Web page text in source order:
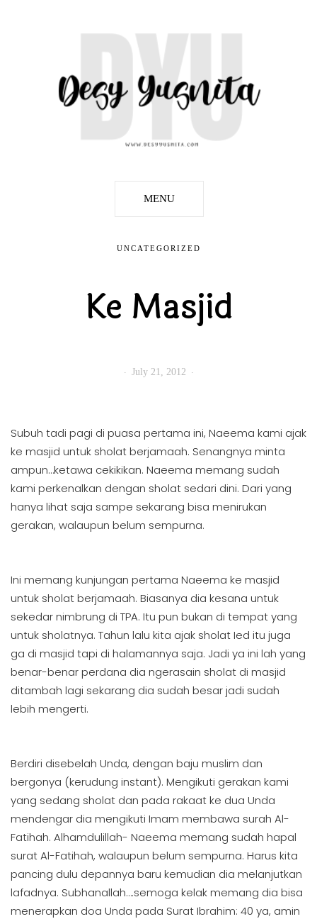
MENU
UNCATEGORIZED
Ke Masjid
July 21, 2012
Subuh tadi pagi di puasa pertama ini, Naeema kami ajak
ke masjid untuk sholat berjamaah. Senangnya minta
ampun…ketawa cekikikan. Naeema memang sudah
kami perkenalkan dengan sholat sedari dini. Dari yang
hanya lihat saja sampe sekarang bisa menirukan
gerakan, walaupun belum sempurna.
Ini memang kunjungan pertama Naeema ke masjid
untuk sholat berjamaah. Biasanya dia kesana untuk
sekedar nimbrung di TPA. Itu pun bukan di tempat yang
untuk sholatnya. Tahun lalu kita ajak sholat Ied itu juga
ga di masjid tapi di halamannya saja. Jadi ya ini lah yang
benar-benar perdana dia ngerasain sholat di masjid
ditambah lagi sekarang dia sudah besar jadi sudah
lebih mengerti.
Berdiri disebelah Unda, dengan baju muslim dan
bergonya (kerudung instant). Mengikuti gerakan kami
yang sedang sholat dan pada rakaat ke dua Unda
mendengar dia mengikuti Imam membawa surah Al-
Fatihah. Alhamdulillah- Naeema memang sudah hapal
surat Al-Fatihah, walaupun belum sempurna. Harus kita
pancing dulu depannya baru kemudian dia melanjutkan
lafadnya. Subhanallah….semoga kelak memang dia bisa
menerapkan doa Unda pada Surat Ibrahim: 40 ya, amin